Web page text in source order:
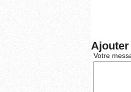
Ajouter
Votre